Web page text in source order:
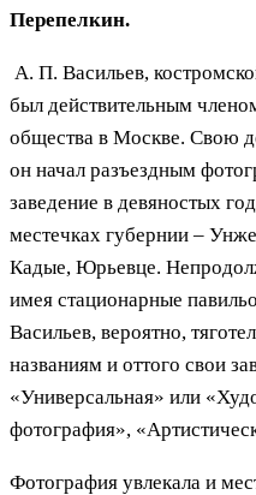
Перепелкин.
А. П. Васильев,
был действительным
общества в Москве. Свою
он начал разъездным
заведение в девяностых
местечках губернии –
Кадые, Юрьевце.
имея стационарные
Васильев, вероятно,
названиям и оттого свои
«Универсальная» или
фотография»,
Фотография увлекала и